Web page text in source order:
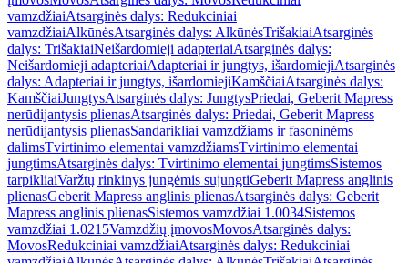
vamzdžiaiAtsarginės dalys: Redukciniai
vamzdžiaiAlkūnėsAtsarginės dalys: AlkūnėsTrišakiaiAtsarginės
dalys: TrišakiaiNeišardomieji adapteriaiAtsarginės dalys:
Neišardomieji adapteriaiAdapteriai ir jungtys, išardomiejiAtsarginės
dalys: Adapteriai ir jungtys, išardomiejiKamščiaiAtsarginės dalys:
KamščiaiJungtysAtsarginės dalys: JungtysPriedai, Geberit Mapress
nerūdijantysis plienasAtsarginės dalys: Priedai, Geberit Mapress
nerūdijantysis plienasSandarikliai vamzdžiams ir fasoninėms
dalimsTvirtinimo elementai vamzdžiamsTvirtinimo elementai
jungtimsAtsarginės dalys: Tvirtinimo elementai jungtimsSistemos
tarpikliaiVaržtų rinkinys jungėmis sujungtiGeberit Mapress anglinis
plienasGeberit Mapress anglinis plienasAtsarginės dalys: Geberit
Mapress anglinis plienasSistemos vamzdžiai 1.0034Sistemos
vamzdžiai 1.0215Vamzdžių įmovosMovosAtsarginės dalys:
MovosRedukciniai vamzdžiaiAtsarginės dalys: Redukciniai